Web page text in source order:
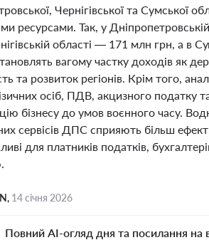
Чернігівської та Сумської
ресурсами. Так, у
області — 171 млн грн, а в
вагому частку доходів як
та розвиток регіонів. Крім того,
осіб, ПДВ, акцизного податку
бізнесу до умов воєнного часу.
сервісів ДПС сприяють більш
для платників податків,
14 січня 2026
Повний AI-огляд дня та посилання на